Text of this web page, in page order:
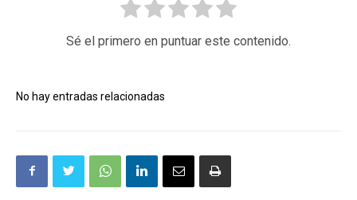
Sé el primero en puntuar este contenido.
No hay entradas relacionadas